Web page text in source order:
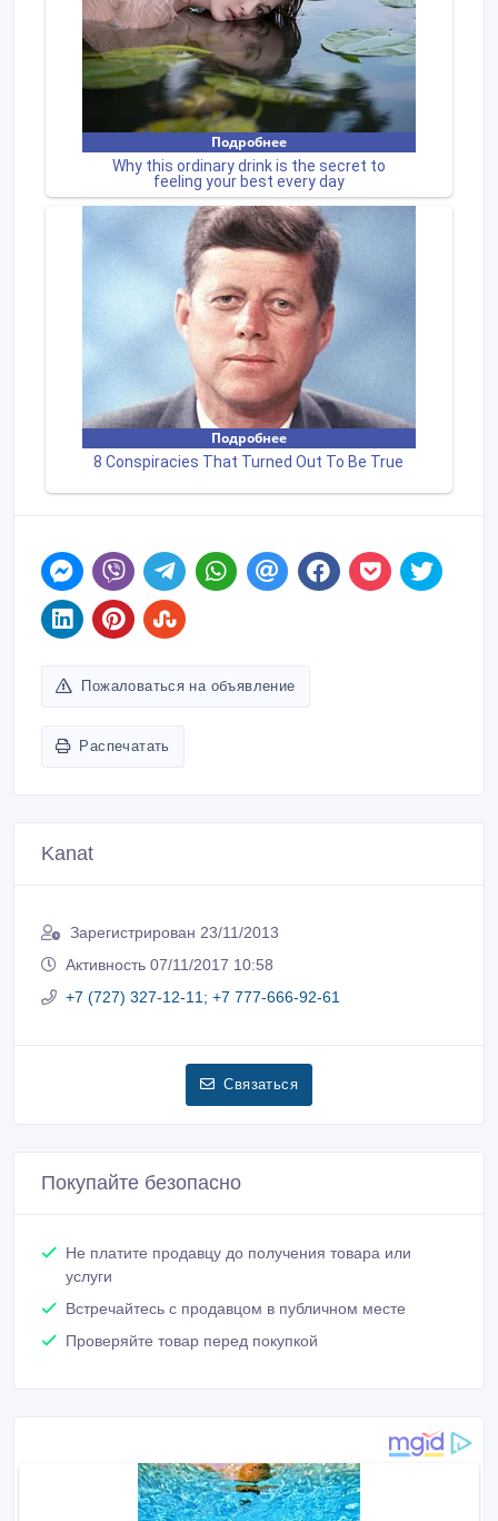
Пожаловаться на объявление
Распечатать
Kanat
Зарегистрирован 23/11/2013
Активность 07/11/2017 10:58
+7 (727) 327-12-11; +7 777-666-92-61
Связаться
Покупайте безопасно
Не платите продавцу до получения товара или
услуги
Встречайтесь с продавцом в публичном месте
Проверяйте товар перед покупкой